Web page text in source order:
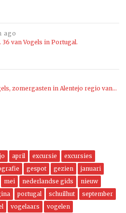
ago
van Vogels in Portugal.
zomergasten in Alentejo regio van…
april excursie
excursies
gespot gezien
januari
mei nederlandse gids
nieuw
portugal schuilhut
september
vogelaars vogelen